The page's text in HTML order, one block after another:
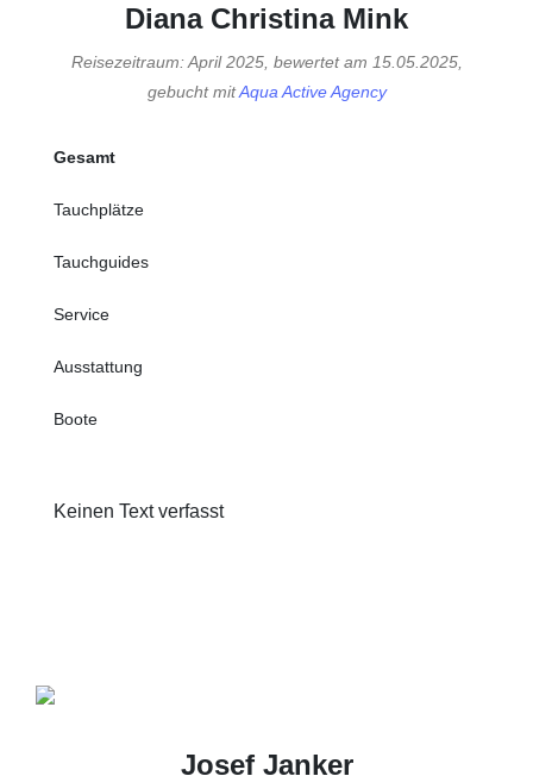
Diana Christina Mink
Reisezeitraum: April 2025, bewertet am 15.05.2025,
gebucht mitAqua Active Agency
Gesamt
Tauchplätze
Tauchguides
Service
Ausstattung
Boote
Keinen Text verfasst
Josef Janker